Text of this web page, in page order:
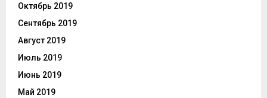
Октябрь 2019
Сентябрь 2019
Август 2019
Июль 2019
Июнь 2019
Май 2019